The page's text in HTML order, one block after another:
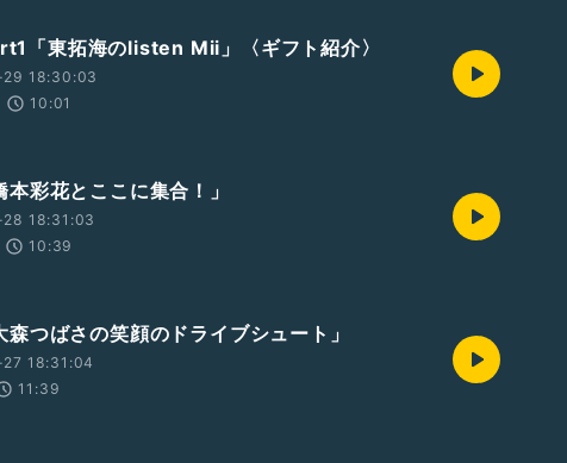
「東拓海のlisten Mii」〈ギフト紹介〉
18:30:03
10:01
彩花とここに集合！」
18:31:03
10:39
つばさの笑顔のドライブシュート」
18:31:04
11:39